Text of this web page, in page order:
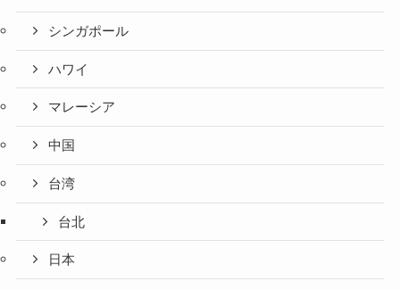
シンガポール
ハワイ
マレーシア
中国
台湾
台北
日本